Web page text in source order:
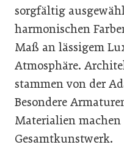
sorgfältig
harmonischen
Maß an lässigem
Atmosphäre.
stammen von der
Besondere
Materialien
Gesamtkunstwerk.